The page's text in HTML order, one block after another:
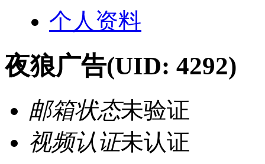
个人资料
夜狼广告(UID: 4292)
邮箱状态未验证
视频认证未认证